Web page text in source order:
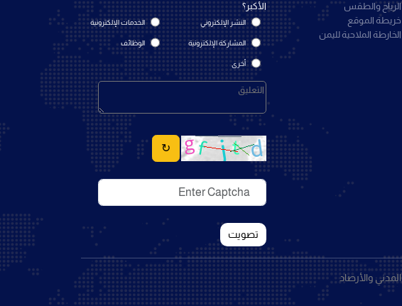
الرياح والطقس
خريطة الموقع
الخارطة الملاحية لليمن
الأكبر؟
النشر الإلكتروني الخدمات الإلكترونية
المشاركة الإلكترونية الوظائف
أخرى
↻
تصويت